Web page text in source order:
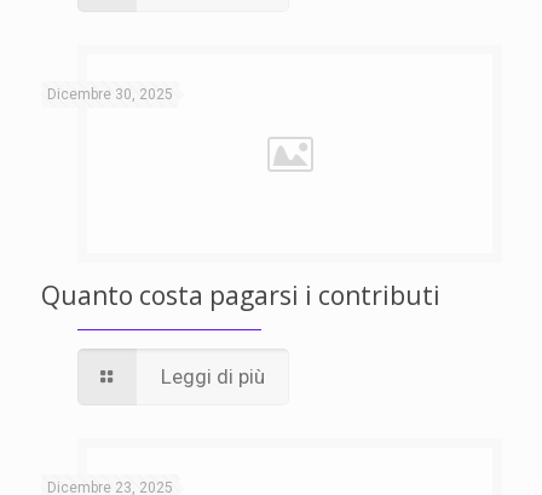
Dicembre 30, 2025
Quanto costa pagarsi i contributi
Leggi di più
Dicembre 23, 2025